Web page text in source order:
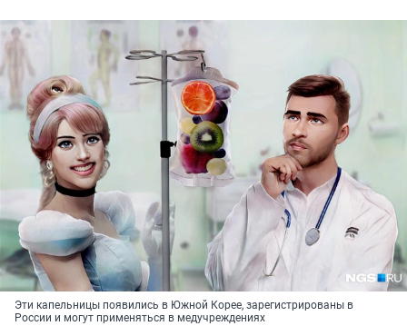
Эти капельницы появились в Южной Корее, зарегистрированы в
России и могут применяться в медучреждениях